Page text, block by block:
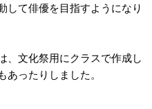
して俳優を目指すようになり
、文化祭用にクラスで作成し
ったりしました。